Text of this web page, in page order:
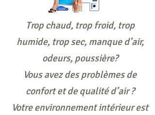
Trop chaud, trop froid, trop
humide, trop sec, manque d’air,
odeurs, poussière?
Vous avez des problèmes de
confort et de qualité d’air ?
Votre environnement intérieur est